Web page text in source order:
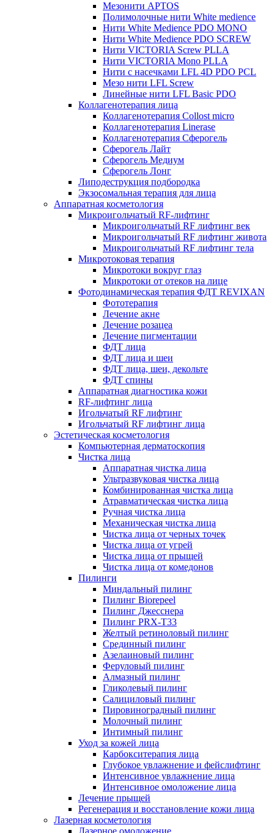
Мезонити APTOS
Полимолочные нити White medience
Нити White Medience PDO MONO
Нити White Medience PDO SCREW
Нити VICTORIA Screw PLLA
Нити VICTORIA Mono PLLA
Нити с насечками LFL 4D PDO PCL
Мезо нити LFL Screw
Линейные нити LFL Basic PDO
Коллагенотерапия лица
Коллагенотерапия Collost micro
Коллагенотерапия Linerase
Коллагенотерапия Сферогель
Сферогель Лайт
Сферогель Медиум
Сферогель Лонг
Липодеструкция подбородка
Экзосомальная терапия для лица
Аппаратная косметология
Микроигольчатый RF-лифтинг
Микроигольчатый RF лифтинг век
Микроигольчатый RF лифтинг живота
Микроигольчатый RF лифтинг тела
Микротоковая терапия
Микротоки вокруг глаз
Микротоки от отеков на лице
Фотодинамическая терапия ФДТ REVIXAN
Фототерапия
Лечение акне
Лечение розацеа
Лечение пигментации
ФДТ лица
ФДТ лица и шеи
ФДТ лица, шеи, декольте
ФДТ спины
Аппаратная диагностика кожи
RF-лифтинг лица
Игольчатый RF лифтинг
Игольчатый RF лифтинг лица
Эстетическая косметология
Компьютерная дерматоскопия
Чистка лица
Аппаратная чистка лица
Ультразвуковая чистка лица
Комбинированная чистка лица
Атравматическая чистка лица
Ручная чистка лица
Механическая чистка лица
Чистка лица от черных точек
Чистка лица от угрей
Чистка лица от прыщей
Чистка лица от комедонов
Пилинги
Миндальный пилинг
Пилинг Biorepeel
Пилинг Джесснера
Пилинг PRX-T33
Желтый ретиноловый пилинг
Срединный пилинг
Азелаиновый пилинг
Феруловый пилинг
Алмазный пилинг
Гликолевый пилинг
Салициловый пилинг
Пировиноградный пилинг
Молочный пилинг
Интимный пилинг
Уход за кожей лица
Карбокситерапия лица
Глубокое увлажнение и фейслифтинг
Интенсивное увлажнение лица
Интенсивное омоложение лица
Лечение прыщей
Регенерация и восстановление кожи лица
Лазерная косметология
Лазерное омоложение